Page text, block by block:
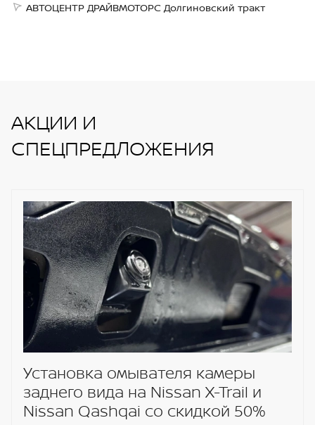
АВТОЦЕНТР ДРАЙВМОТОРС Долгиновский тракт
АКЦИИ И
СПЕЦПРЕДЛОЖЕНИЯ
Установка омывателя камеры
заднего вида на Nissan X-Trail и
Nissan Qashqai со скидкой 50%